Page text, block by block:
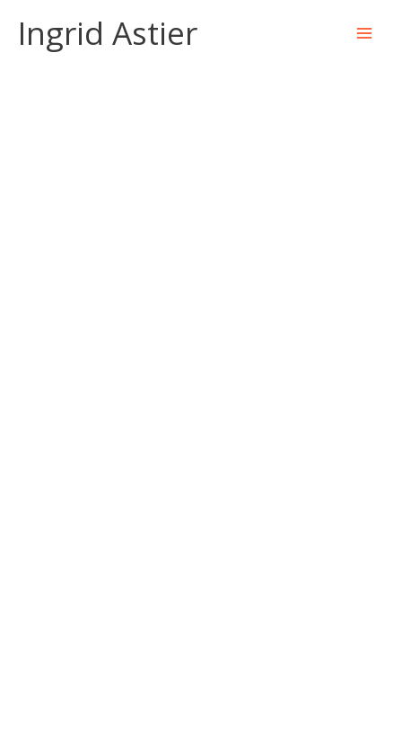
Ingrid Astier